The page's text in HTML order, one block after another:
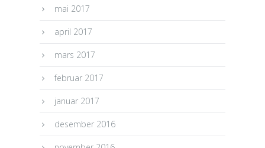
mai 2017
april 2017
mars 2017
februar 2017
januar 2017
desember 2016